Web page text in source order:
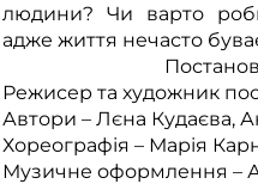
людини? Чи варто
адже життя нечасто
Режисер та художник
Автори – Лєна Кудаєва,
Хореографія – Марія
Музичне оформлення –